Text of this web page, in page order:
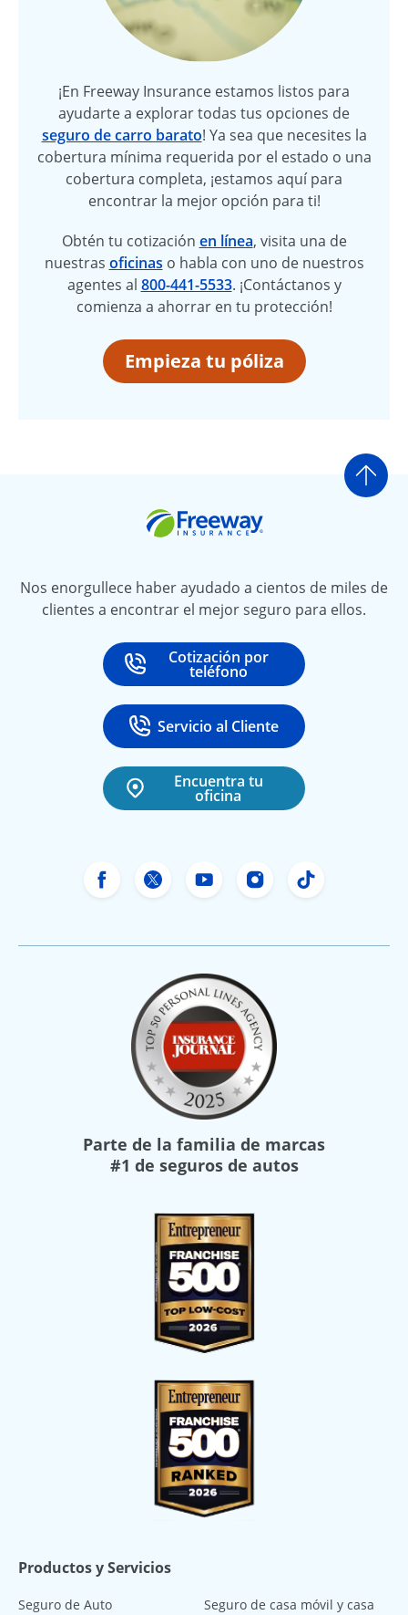
¡En Freeway Insurance estamos listos para
ayudarte a explorar todas tus opciones de
seguro de carro barato! Ya sea que necesites la
cobertura mínima requerida por el estado o una
cobertura completa, ¡estamos aquí para
encontrar la mejor opción para ti!
Obtén tu cotización en línea, visita una de
nuestras oficinas o habla con uno de nuestros
agentes al 800-441-5533. ¡Contáctanos y
comienza a ahorrar en tu protección!
Empieza tu póliza
Ir
Nos enorgullece haber ayudado a cientos de miles de
clientes a encontrar el mejor seguro para ellos.
Call
Cotización por
teléfono
at
Call
Servicio al Cliente
at 888-531-6720
Encuentra tu
oficina
Facebook de Freeway Insurance
X de Freeway Insurance
YouTube de Freeway
Instagram
TikTok
Parte de la familia de marcas
#1 de seguros de autos
Productos y Servicios
Seguro de Auto
Seguro de casa móvil y casa